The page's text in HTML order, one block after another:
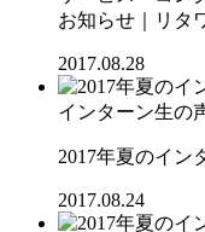
お知らせ｜リタ
2017.08.28
インターン生の
2017年夏のイン
2017.08.24